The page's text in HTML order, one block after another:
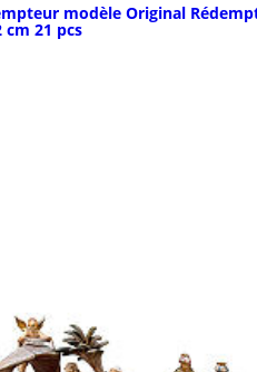
modèle Original
cm 21 pcs